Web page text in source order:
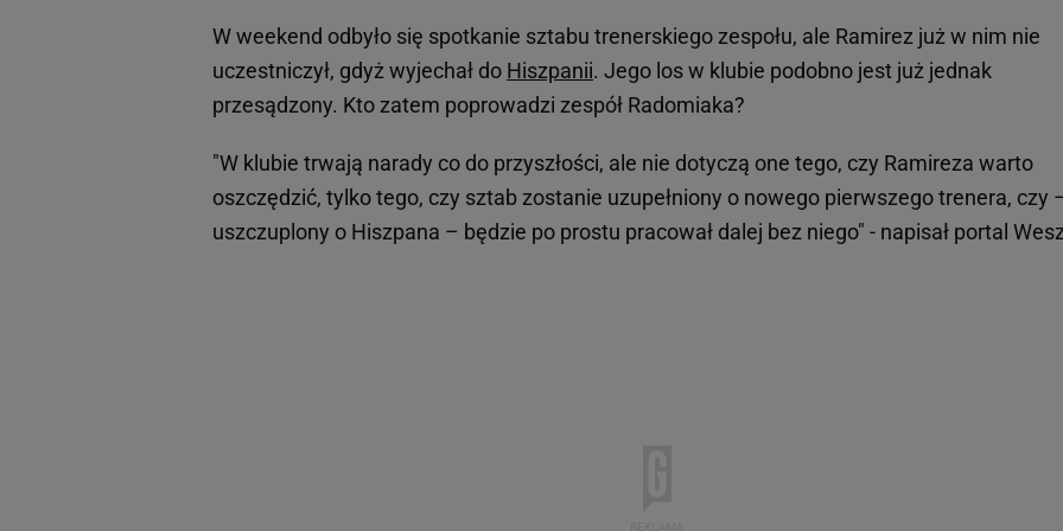
W weekend odbyło się spotkanie sztabu trenerskiego zespołu, ale Ramirez już w nim nie
uczestniczył, gdyż wyjechał do Hiszpanii. Jego los w klubie podobno jest już jednak
przesądzony. Kto zatem poprowadzi zespół Radomiaka?
"W klubie trwają narady co do przyszłości, ale nie dotyczą one tego, czy Ramireza warto
oszczędzić, tylko tego, czy sztab zostanie uzupełniony o nowego pierwszego trenera, czy
uszczuplony o Hiszpana – będzie po prostu pracował dalej bez niego" - napisał portal